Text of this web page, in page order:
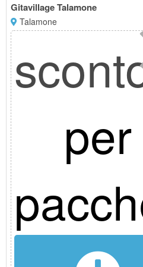
Gitavillage Talamone
Talamone
per